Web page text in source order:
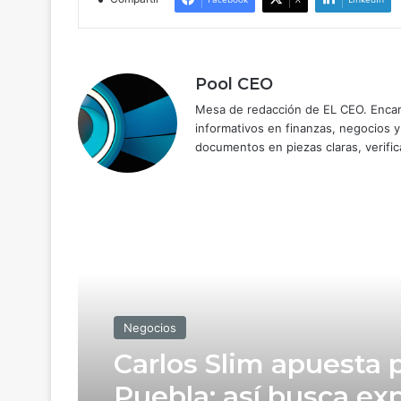
Pool CEO
Mesa de redacción de EL CEO.
informativos en finanzas, negocios
documentos en piezas claras,
Negocios